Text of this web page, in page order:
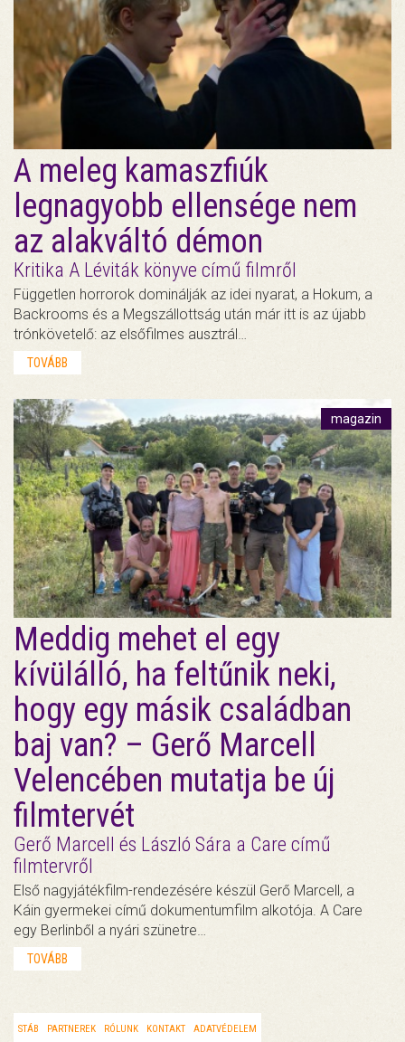
A meleg kamaszfiúk
legnagyobb ellensége nem
az alakváltó démon
Kritika A Léviták könyve című filmről
Független horrorok dominálják az idei nyarat, a Hokum, a
Backrooms és a Megszállottság után már itt is az újabb
trónkövetelő: az elsőfilmes ausztrál…
TOVÁBB
magazin
Meddig mehet el egy
kívülálló, ha feltűnik neki,
hogy egy másik családban
baj van? – Gerő Marcell
Velencében mutatja be új
filmtervét
Gerő Marcell és László Sára a Care című
filmtervről
Első nagyjátékfilm-rendezésére készül Gerő Marcell, a
Káin gyermekei című dokumentumfilm alkotója. A Care
egy Berlinből a nyári szünetre…
TOVÁBB
STÁB PARTNEREK RÓLUNK KONTAKT ADATVÉDELEM